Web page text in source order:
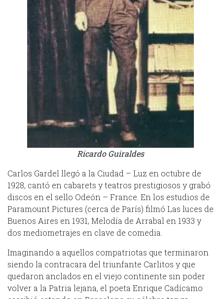
Ricardo Guiraldes
Carlos Gardel llegó a la Ciudad – Luz en octubre de
1928, cantó en cabarets y teatros prestigiosos y grabó
discos en el sello Odeón – France. En los estudios de
Paramount Pictures (cerca de París) filmó Las luces de
Buenos Aires en 1931, Melodía de Arrabal en 1933 y
dos mediometrajes en clave de comedia.
Imaginando a aquellos compatriotas que terminaron
siendo la contracara del triunfante Carlitos y que
quedaron anclados en el viejo continente sin poder
volver a la Patria lejana, el poeta Enrique Cadícamo